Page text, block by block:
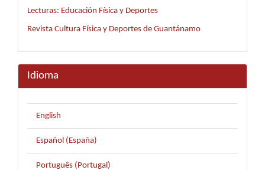
Lecturas: Educación Física y Deportes
Revista Cultura Física y Deportes de Guantánamo
Idioma
English
Español (España)
Português (Portugal)